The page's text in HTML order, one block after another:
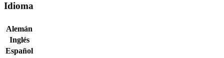
Idioma
Alemán
Inglés
Español